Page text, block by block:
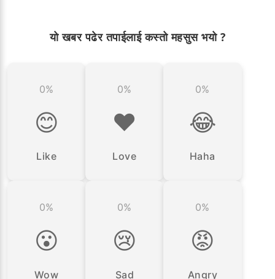
यो खबर पढेर तपाईलाई कस्तो महसुस भयो ?
0%
😊
Like
0%
❤️
Love
0%
😂
Haha
0%
😮
Wow
0%
😢
Sad
0%
😡
Angry